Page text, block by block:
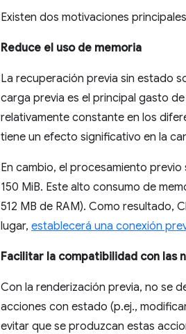
Existen dos motivaciones
Reduce el uso de memoria
La recuperación previa sin estado
carga previa es el principal gasto
relativamente constante en los
tiene un efecto significativo en la
En cambio, el procesamiento previo
150 MiB. Este alto consumo de
512 MB de RAM). Como resultado,
lugar, establecerá una conexión
Facilitar la compatibilidad con las
Con la renderización previa, no se
acciones con estado (p.ej.,
evitar que se produzcan estas